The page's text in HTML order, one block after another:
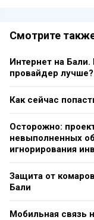
Смотрите
Интернет на Бали.
провайдер лучше?
Как сейчас
Осторожно:
невыполненных
игнорирования
Защита от
Бали
Мобильная связь